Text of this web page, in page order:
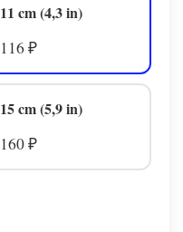
11 cm (4,3 in)
116 ₽
15 cm (5,9 in)
160 ₽